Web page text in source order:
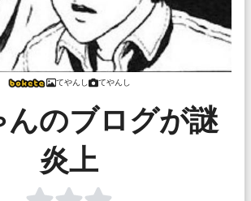
てやんし てやんし
んのブログが謎
炎上